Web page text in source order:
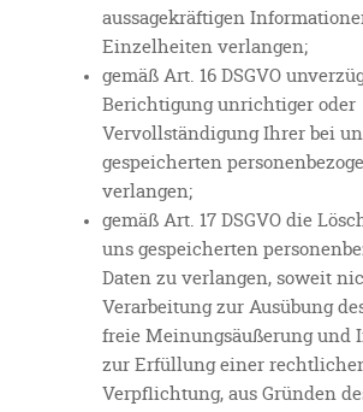
aussagekräftigen
Einzelheiten verlangen;
gemäß Art. 16 DSGVO
Berichtigung unrichtiger oder
Vervollständigung Ihrer bei
gespeicherten
verlangen;
gemäß Art. 17 DSGVO die
uns gespeicherten
Daten zu verlangen, soweit
Verarbeitung zur Ausübung
freie Meinungsäußerung und
zur Erfüllung einer
Verpflichtung, aus Gründen